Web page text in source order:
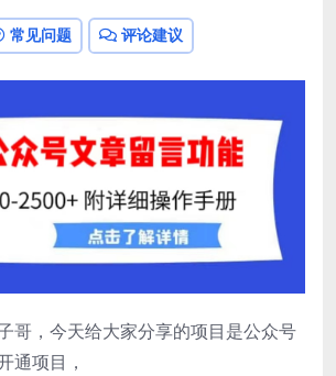
常见问题 评论建议
哥，今天给大家分享的项目是公众号
通项目，